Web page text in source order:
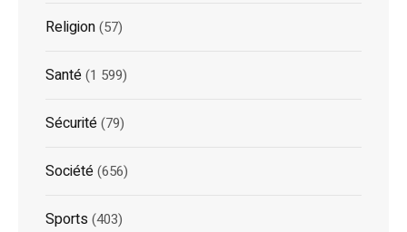
Religion(57)
Santé(1 599)
Sécurité(79)
Société(656)
Sports(403)